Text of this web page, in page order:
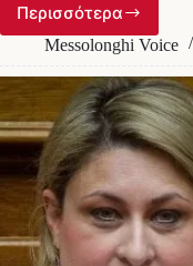
Περισσότερα
Άγρια
συμπλοκή
εκκλησία
–
Ιερέας
γρονθοκόπησε
εργάτη
έπειτα
από
έντονο
καβγά
Messolonghi Voice